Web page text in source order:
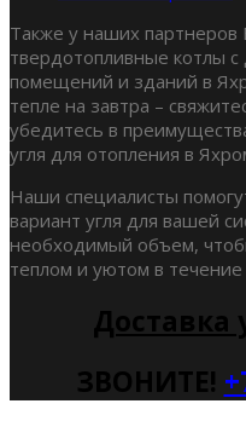
Также у наших
твердотопливные котлы с
помещений и зданий в
тепле на завтра –
убедитесь в
угля для отопления в
Наши специалисты
вариант угля для вашей
необходимый объем,
теплом и уютом в течение
Доставка
ЗВОНИТЕ!